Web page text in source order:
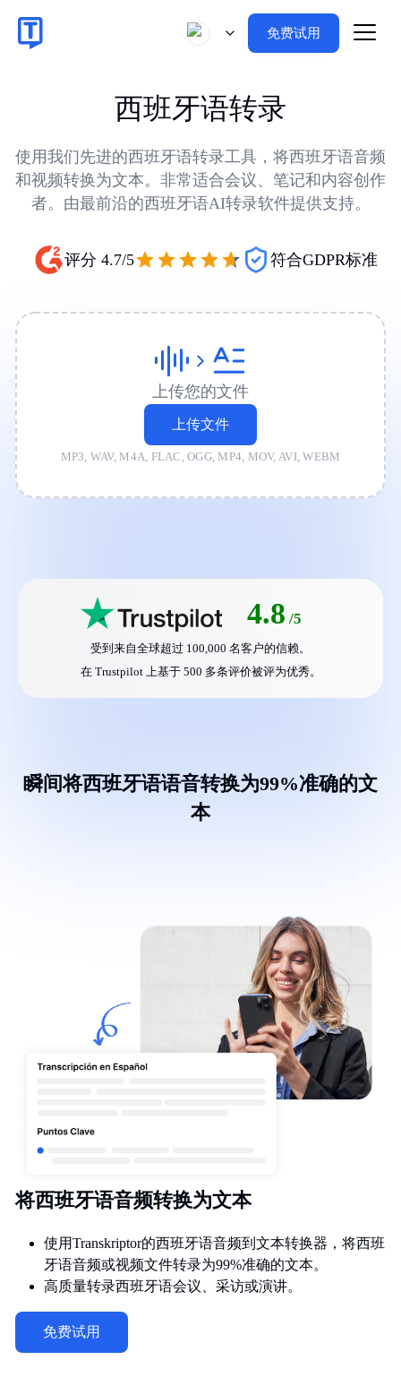
免费试用
西班牙语转录
使用我们先进的西班牙语转录工具，将西班牙语音频
和视频转换为文本。非常适合会议、笔记和内容创作
者。由最前沿的西班牙语AI转录软件提供支持。
评分 4.7/5 符合GDPR标准
上传您的文件
上传文件
MP3, WAV, M4A, FLAC, OGG, MP4, MOV, AVI, WEBM
4.8 /5
受到来自全球超过 100,000 名客户的信赖。
在 Trustpilot 上基于 500 多条评价被评为优秀。
瞬间将西班牙语语音转换为99%准确的文
本
将西班牙语音频转换为文本
使用Transkriptor的西班牙语音频到文本转换器，将西班
牙语音频或视频文件转录为99%准确的文本。
高质量转录西班牙语会议、采访或演讲。
免费试用